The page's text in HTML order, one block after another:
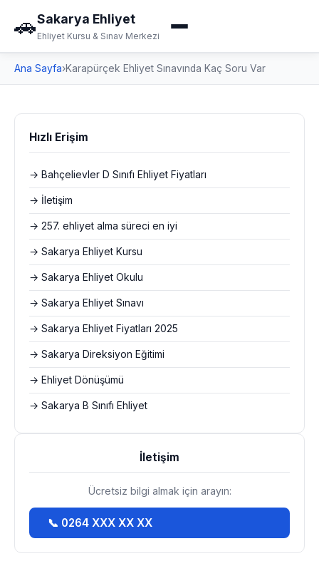
🚗Sakarya Ehliyet
Ehliyet Kursu & Sınav Merkezi
Ana Sayfa›Karapürçek Ehliyet Sınavında Kaç Soru Var
Hızlı Erişim
→ Bahçelievler D Sınıfı Ehliyet Fiyatları
→ İletişim
→ 257. ehliyet alma süreci en iyi
→ Sakarya Ehliyet Kursu
→ Sakarya Ehliyet Okulu
→ Sakarya Ehliyet Sınavı
→ Sakarya Ehliyet Fiyatları 2025
→ Sakarya Direksiyon Eğitimi
→ Ehliyet Dönüşümü
→ Sakarya B Sınıfı Ehliyet
İletişim
Ücretsiz bilgi almak için arayın:
📞 0264 XXX XX XX